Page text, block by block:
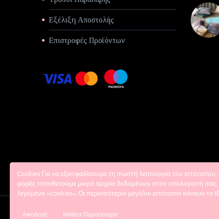
Εξέλιξη Αποστολής
Επιστροφές Προϊόντων
Cookies Για να εξασφαλίσουμε τη σωστή λειτουργία του ιστότοπου,
φορές τοποθετούμε μικρά αρχεία δεδομένων στον υπολογιστή
λεγόμενα «cookies». Οι περισσότεροι μεγάλοι ιστότοποι κάνουν το
Αποδοχή Μάθετε Περισσότερα